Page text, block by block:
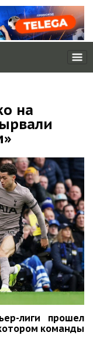
на
лиги прошел
команды